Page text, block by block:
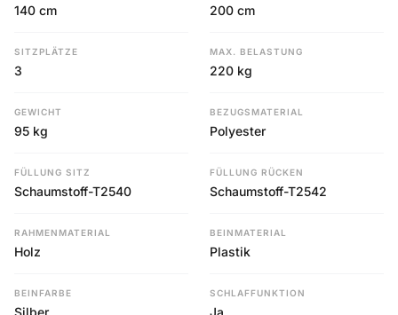
140 cm 200 cm
SITZPLÄTZE
3
MAX. BELASTUNG
220 kg
GEWICHT
95 kg
BEZUGSMATERIAL
Polyester
FÜLLUNG SITZ
Schaumstoff-T2540
FÜLLUNG RÜCKEN
Schaumstoff-T2542
RAHMENMATERIAL
Holz
BEINMATERIAL
Plastik
BEINFARBE
Silber
SCHLAFFUNKTION
Ja